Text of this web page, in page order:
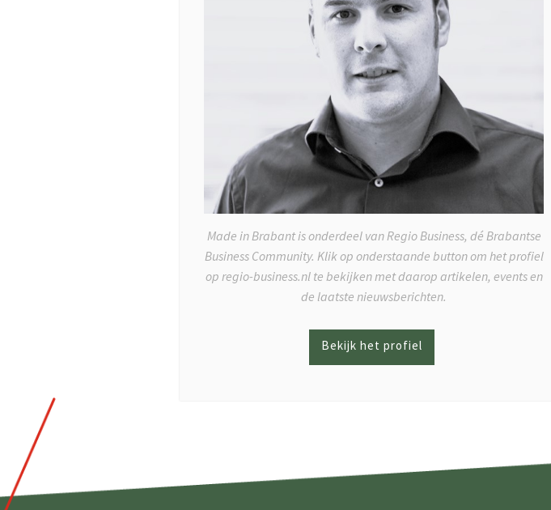
Made in Brabant is onderdeel van Regio Business, dé Brabantse
Business Community. Klik op onderstaande button om het profiel
op regio-business.nl te bekijken met daarop artikelen, events en
de laatste nieuwsberichten.